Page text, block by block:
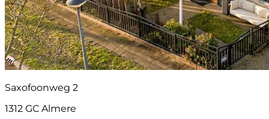
Saxofoonweg 2
1312 GC Almere